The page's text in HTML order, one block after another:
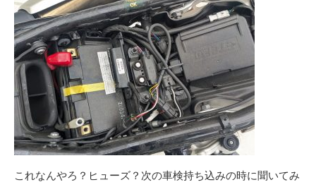
これなんやろ？ヒューズ？次の車検持ち込みの時に聞いてみ